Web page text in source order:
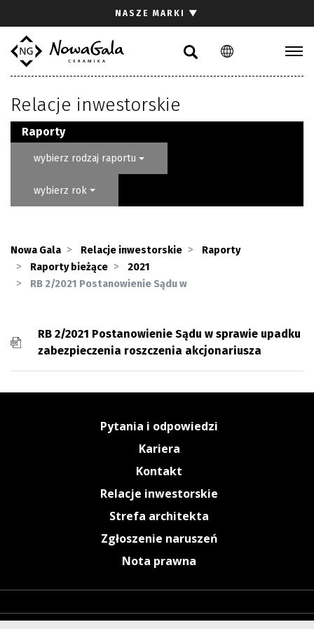
PL EN
NASZE MARKI ▼
Relacje inwestorskie
Raporty
wybierz rodzaj raportu
wybierz rok
Nowa Gala Relacje inwestorskie
Raporty
Raporty bieżące
2021
RB 2/2021 Postanowienie Sądu w
RB 2/2021 Postanowienie Sądu w sprawie upadku
zabezpieczenia roszczenia akcjonariusza
Pytania i odpowiedzi
Kariera
Kontakt
Relacje inwestorskie
Strefa architekta
Zgłoszenie naruszeń
Nota prawna
Kolekcje
Inspiracje
Pliki do pobrania
Strefa architekta
Kontakt
Komunikacja z akcjonariuszami